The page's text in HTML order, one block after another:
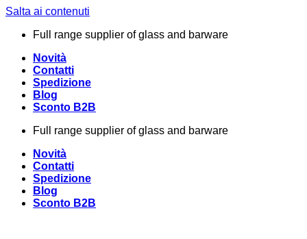
Salta ai contenuti
Full range supplier of glass and barware
Novità
Contatti
Spedizione
Blog
Sconto B2B
Full range supplier of glass and barware
Novità
Contatti
Spedizione
Blog
Sconto B2B